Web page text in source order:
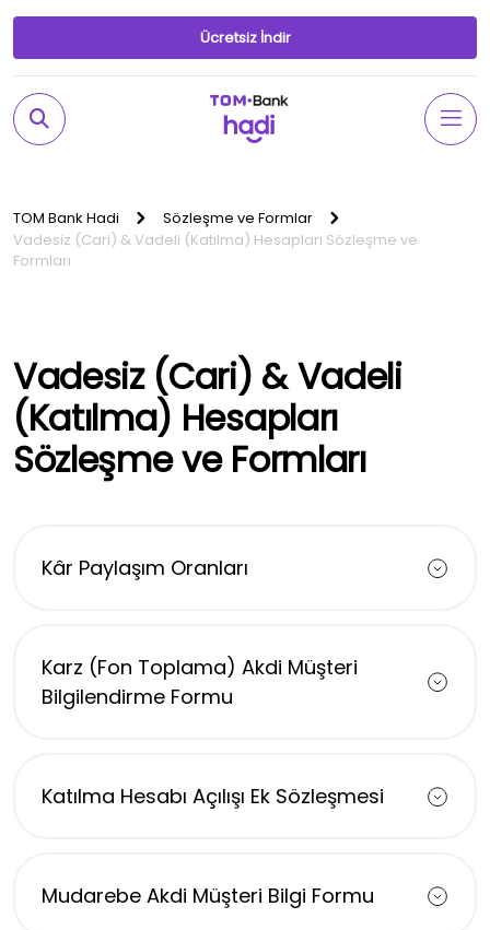
Ücretsiz İndir
TOM Bank Hadi
Sözleşme ve Formlar
Vadesiz (Cari) & Vadeli (Katılma) Hesapları Sözleşme ve
Formları
Vadesiz (Cari) & Vadeli
(Katılma) Hesapları
Sözleşme ve Formları
Kâr Paylaşım Oranları
Karz (Fon Toplama) Akdi Müşteri
Bilgilendirme Formu
Katılma Hesabı Açılışı Ek Sözleşmesi
Mudarebe Akdi Müşteri Bilgi Formu